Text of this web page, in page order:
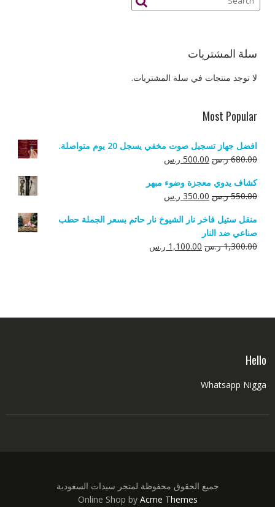
سلة المشتريات
لا توجد منتجات في سلة المشتريات.
Most Popular
افضل جهاز تسجيل صوت مخفي يسجل 20 يوم متواصلة.
680.00 ر.س السعر
هو:
680.00 ر.س.
500.00 ر.سالسعر
هو:
500.00 ر.س.
كشاف يدوي معجزة وضوء مبهر
550.00 ر.س السعر
هو:
550.00 ر.س.
350.00 ر.سالسعر
هو:
منقل ستيل فاخر نار الشيوخ نار حاتم بسعر الجملة حطب
صناعي ضد النار
1,300.00 ر.س السعر
1,100.00 ر.سالسعر
Hello
Whatsapp Nigga
جميع الحقوق محفوظة لمتجر سيدات السعودية
Online Shop by Acme Themes